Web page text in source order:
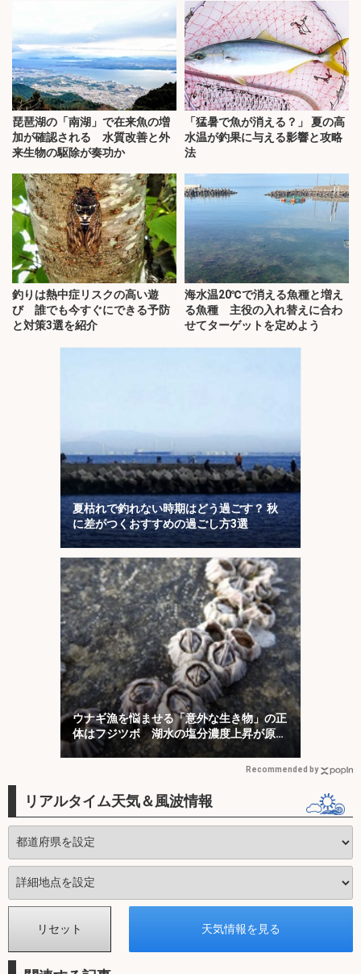
琵琶湖の「南湖」で在来魚の増
加が確認される 水質改善と外
来生物の駆除が奏功か
「猛暑で魚が消える？」 夏の高
水温が釣果に与える影響と攻略
法
釣りは熱中症リスクの高い遊
び 誰でも今すぐにできる予防
と対策3選を紹介
海水温20℃で消える魚種と増え
る魚種 主役の入れ替えに合わ
せてターゲットを定めよう
夏枯れで釣れない時期はどう過ごす？ 秋
に差がつくおすすめの過ごし方3選
ウナギ漁を悩ませる「意外な生き物」の正
体はフジツボ 湖水の塩分濃度上昇が原因
か
Recommended by
リアルタイム天気＆風波情報